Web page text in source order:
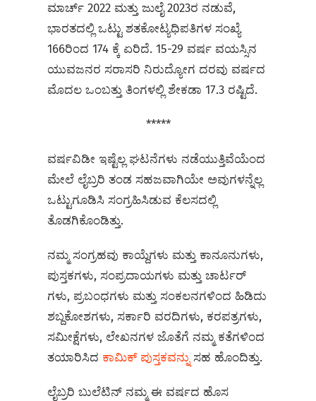
ಮಾರ್ಚ್ 2022 ಮತ್ತು ಜುಲೈ 2023ರ ನಡುವೆ,
ಭಾರತದಲ್ಲಿ ಒಟ್ಟು ಶತಕೋಟ್ಯಧಿಪತಿಗಳ ಸಂಖ್ಯೆ
166ರಿಂದ 174 ಕ್ಕೆ ಏರಿದೆ. 15-29 ವರ್ಷ ವಯಸ್ಸಿನ
ಯುವಜನರ ಸರಾಸರಿ ನಿರುದ್ಯೋಗ ದರವು ವರ್ಷದ
ಮೊದಲ ಒಂಬತ್ತು ತಿಂಗಳಲ್ಲಿ ಶೇಕಡಾ 17.3 ರಷ್ಟಿದೆ.
*****
ವರ್ಷವಿಡೀ ಇಷ್ಟೆಲ್ಲ ಘಟನೆಗಳು ನಡೆಯುತ್ತಿವೆಯೆಂದ
ಮೇಲೆ ಲೈಬ್ರರಿ ತಂಡ ಸಹಜವಾಗಿಯೇ ಅವುಗಳನ್ನೆಲ್ಲ
ಒಟ್ಟುಗೂಡಿಸಿ ಸಂಗ್ರಹಿಸಿಡುವ ಕೆಲಸದಲ್ಲಿ
ತೊಡಗಿಕೊಂಡಿತ್ತು.
ನಮ್ಮ ಸಂಗ್ರಹವು ಕಾಯ್ದೆಗಳು ಮತ್ತು ಕಾನೂನುಗಳು,
ಪುಸ್ತಕಗಳು, ಸಂಪ್ರದಾಯಗಳು ಮತ್ತು ಚಾರ್ಟರ್
ಗಳು, ಪ್ರಬಂಧಗಳು ಮತ್ತು ಸಂಕಲನಗಳಿಂದ ಹಿಡಿದು
ಶಬ್ದಕೋಶಗಳು, ಸರ್ಕಾರಿ ವರದಿಗಳು, ಕರಪತ್ರಗಳು,
ಸಮೀಕ್ಷೆಗಳು, ಲೇಖನಗಳ ಜೊತೆಗೆ ನಮ್ಮ ಕತೆಗಳಿಂದ
ತಯಾರಿಸಿದ ಕಾಮಿಕ್‌ ಪುಸ್ತಕವನ್ನು ಸಹ ಹೊಂದಿತ್ತು.
ಲೈಬ್ರರಿ ಬುಲೆಟಿನ್ ನಮ್ಮ ಈ ವರ್ಷದ ಹೊಸ